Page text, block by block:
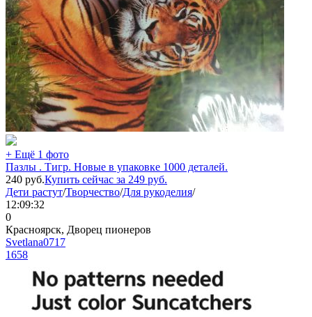
+ Ещё 1 фото
Пазлы . Тигр. Новые в упаковке 1000 деталей.
240 руб.Купить сейчас за 249 руб.
Дети растут/Творчество/Для рукоделия/
12:09:32
0
Красноярск, Дворец пионеров
Svetlana0717
1658